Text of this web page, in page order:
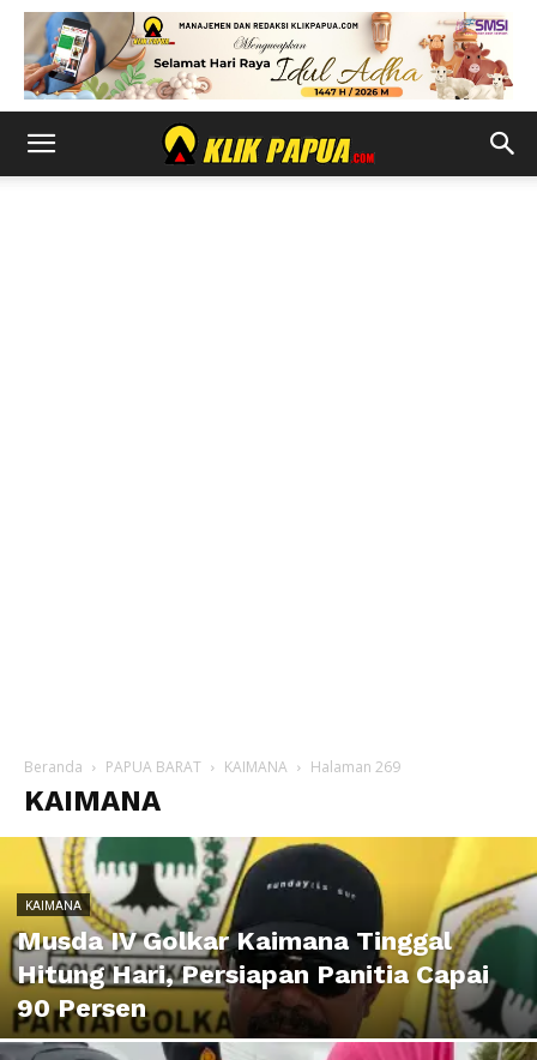
Beranda PAPUA BARAT KAIMANA Halaman 269
KAIMANA
KAIMANA
Musda IV Golkar Kaimana Tinggal
Hitung Hari, Persiapan Panitia Capai
90 Persen